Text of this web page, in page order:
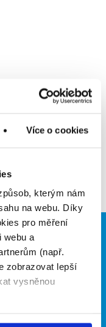
Více o cookies
kterým nám
na webu. Díky
pro měření
webu a
(např.
zobrazovat lepší
vysněnou
inzerát